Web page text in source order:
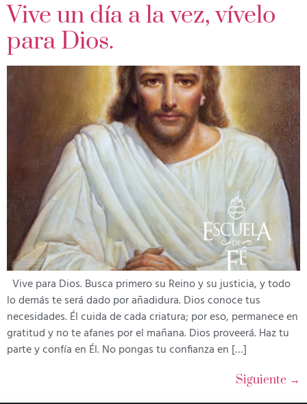
Vive un día a la vez, vívelo
para Dios.
Vive para Dios. Busca primero su Reino y su justicia, y todo
lo demás te será dado por añadidura. Dios conoce tus
necesidades. Él cuida de cada criatura; por eso, permanece en
gratitud y no te afanes por el mañana. Dios proveerá. Haz tu
parte y confía en Él. No pongas tu confianza en […]
Siguiente →